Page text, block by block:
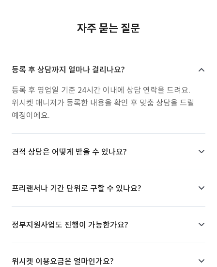
자주 묻는 질문
등록 후 상담까지 얼마나 걸리나요?
등록 후 영업일 기준 24시간 이내에 상담 연락을 드려요.
위시켓 매니저가 등록한 내용을 확인 후 맞춤 상담을 드릴
예정이에요.
견적 상담은 어떻게 받을 수 있나요?
프리랜서나 기간 단위로 구할 수 있나요?
정부지원사업도 진행이 가능한가요?
위시켓 이용요금은 얼마인가요?